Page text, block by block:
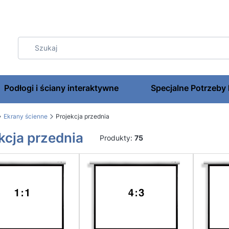
Podłogi i ściany interaktywne Specjalne Potrzeby
Ekrany ścienne Projekcja przednia
przednia Produkty: 75